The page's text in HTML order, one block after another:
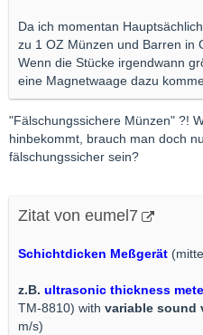
Da ich momentan
zu 1 OZ Münzen und Barren in
Wenn die Stücke irgendwann
eine Magnetwaage dazu
"Fälschungssichere Münzen" ?!
hinbekommt, brauch man doch
fälschungssicher sein?
Zitat von eumel7
Schichtdicken Meßgerät
z.B. ultrasonic thickness
TM-8810) with variable sound
m/s)